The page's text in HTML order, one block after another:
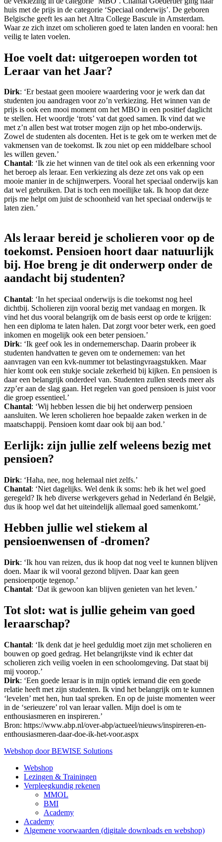
huis met de prijs in de categorie ‘Speciaal onderwijs’. De geboren
Belgische geeft les aan het Altra College Bascule in Amsterdam.
Waar ze zich inzet om scholieren goed te laten landen en vooral: hen
veilig te laten voelen.
Hoe voelt dat: uitgeroepen worden tot
Leraar van het Jaar?
Dirk: ‘Er bestaat geen mooiere waardering voor je werk dan dat
studenten jou aandragen voor zo’n verkiezing. Het winnen van de
prijs is ook een mooi moment om het MBO in een positief daglicht
te stellen. Het woordje ‘trots’ vat dat goed samen. Ik vind dat we
met z’n allen best wat trotser mogen zijn op het mbo-onderwijs.
Zowel de studenten als docenten. Het is te gek om te werken met de
vakmensen van de toekomst. Ik zou niet op een middelbare school
les willen geven.’
Chantal: ‘Ik zie het winnen van de titel ook als een erkenning voor
het beroep als leraar. Een verkiezing als deze zet ons vak op een
mooie manier in de schijnwerpers. Vooral het speciaal onderwijs kan
dat wel gebruiken. Dat is toch een moeilijke tak. Ik hoop dat deze
prijs me helpt om juist de schoonheid van het speciaal onderwijs te
laten zien.’
Als leraar bereid je scholieren voor op de
toekomst. Pensioen hoort daar natuurlijk
bij. Hoe breng je dit onderwerp onder de
aandacht bij studenten?
Chantal: ‘In het speciaal onderwijs is die toekomst nog heel
dichtbij. Scholieren zijn vooral bezig met vandaag en morgen. Ik
vind het dus vooral belangrijk om de basis eerst op orde te krijgen:
hen een diploma te laten halen. Dat zorgt voor beter werk, een goed
inkomen en mogelijk ook een beter pensioen.’
Dirk: ‘Ik geef ook les in ondernemerschap. Daarin probeer ik
studenten handvatten te geven om te ondernemen: van het
aanvragen van een kvk-nummer tot belastingvraagstukken. Maar
hier komt ook een stukje sociale zekerheid bij kijken. En pensioen is
daar een belangrijk onderdeel van. Studenten zullen steeds meer als
zzp’er aan de slag gaan. Het regelen van goed pensioen is juist voor
die groep essentieel.’
Chantal: ‘Wij hebben lessen die bij het onderwerp pensioen
aansluiten. We leren scholieren hoe bepaalde zaken werken in de
maatschappij. Pensioen komt daar ook bij aan bod.’
Eerlijk: zijn jullie zelf weleens bezig met
pensioen?
Dirk: ‘Haha, nee, nog helemaal niet zelfs.’
Chantal: ‘Niet dagelijks. Wel denk ik soms: heb ik het wel goed
geregeld? Ik heb diverse werkgevers gehad in Nederland én België,
dus ik hoop wel dat het uiteindelijk allemaal goed samenkomt.’
Hebben jullie wel stiekem al
pensioenwensen of -dromen?
Dirk: ‘Ik hou van reizen, dus ik hoop dat nog veel te kunnen blijven
doen. Maar ik wil vooral gezond blijven. Daar kan geen
pensioenpotje tegenop.’
Chantal: ‘Dat ik gewoon kan blijven genieten van het leven.’
Tot slot: wat is jullie geheim van goed
leraarschap?
Chantal: ‘Ik denk dat je heel geduldig moet zijn met scholieren en
bouwen op goed gedrag. Het belangrijkste vind ik echter dat
scholieren zich veilig voelen in een schoolomgeving. Dat staat bij
mij voorop.’
Dirk: ‘Een goede leraar is in mijn optiek iemand die een goede
relatie heeft met zijn studenten. Ik vind het belangrijk om te kunnen
‘levelen’ met hen, hun taal spreken. En op de juiste momenten weer
in de ‘serieuzere’ rol van leraar vallen. Mijn doel is om te
enthousiasmeren en inspireren.’
Bron: https://www.abp.nl/over-abp/actueel/nieuws/inspireren-en-
enthousiasmeren-daar-doe-ik-het-voor.aspx
Webshop door BEWISE Solutions
Webshop
Lezingen & Trainingen
Verpleegkundig rekenen
MMOL
BMI
Academy
Academy
Algemene voorwaarden (digitale downloads en webshop)